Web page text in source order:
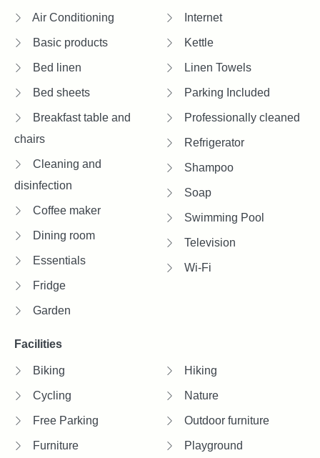
Air Conditioning
Basic products
Bed linen
Bed sheets
Breakfast table and
chairs
Cleaning and
disinfection
Coffee maker
Dining room
Essentials
Fridge
Garden
Internet
Kettle
Linen Towels
Parking Included
Professionally cleaned
Refrigerator
Shampoo
Soap
Swimming Pool
Television
Wi-Fi
Facilities
Biking
Cycling
Free Parking
Furniture
Hiking
Nature
Outdoor furniture
Playground